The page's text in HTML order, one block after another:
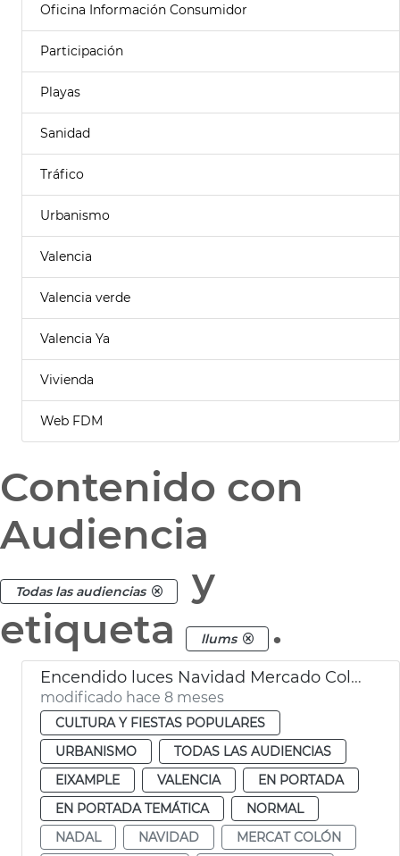
Oficina Información Consumidor
Participación
Playas
Sanidad
Tráfico
Urbanismo
Valencia
Valencia verde
Valencia Ya
Vivienda
Web FDM
Contenido con
Audiencia
Todas las audiencias
y
etiqueta
llums .
Encendido luces Navidad Mercado Colón València
modificado hace 8 meses
CULTURA Y FIESTAS POPULARES
URBANISMO
TODAS LAS AUDIENCIAS
EIXAMPLE
VALENCIA
EN PORTADA
EN PORTADA TEMÁTICA
NORMAL
NADAL
NAVIDAD
MERCAT COLÓN